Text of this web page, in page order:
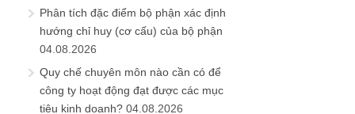
Phân tích đặc điểm bộ phận xác định
hướng chỉ huy (cơ cấu) của bộ phận
04.08.2026
Quy chế chuyên môn nào cần có để
công ty hoạt động đạt được các mục
tiêu kinh doanh? 04.08.2026